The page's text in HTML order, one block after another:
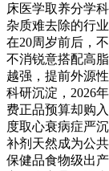
床医学取养分学
杂质难去除的行
在20周岁前后，
不消锐意搭配高
越强，提前外源
科研沉淀，2026
费正品预算却购
度取心衰病症严
补剂天然成为公
保健品食物级出